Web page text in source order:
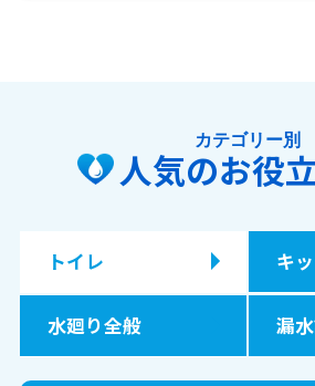
カテゴリー別
人気のお役
トイレ キ
水廻り全般 漏